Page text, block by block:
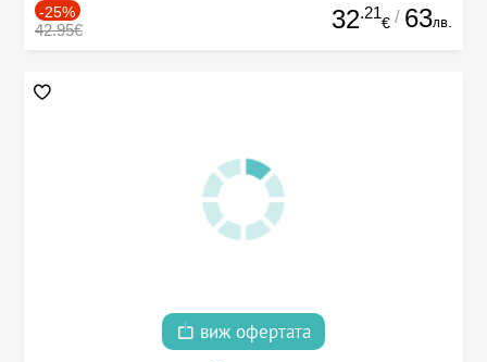
-25%
42.95€ 32.21
€ / 63лв.
виж офертата